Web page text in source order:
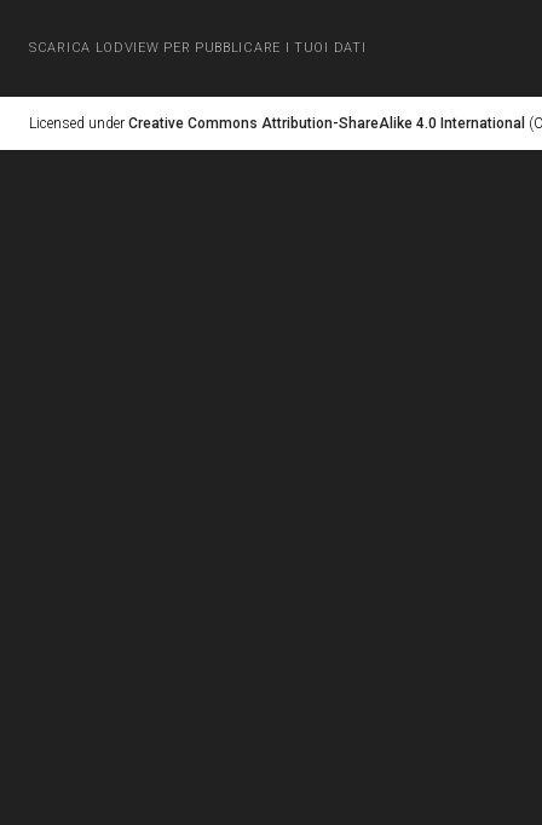
SCARICA LODVIEW PER PUBBLICARE I TUOI DATI
Licensed under Creative Commons Attribution-ShareAlike 4.0 International